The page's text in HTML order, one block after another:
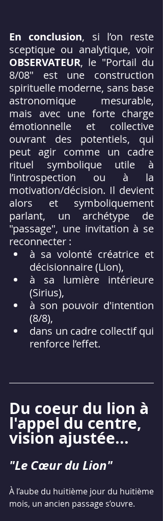
En conclusion, si l’on reste
OBSERVATEUR, le "Portail du
8/08" est une construction
spirituelle moderne, sans base
astronomique mesurable,
mais avec une forte charge
émotionnelle et collective
ouvrant des potentiels, qui
peut agir comme un cadre
rituel symbolique utile à
l’introspection ou à la
motivation/décision. Il devient
alors et symboliquement
parlant, un archétype de
"passage", une invitation à se
reconnecter :
à sa volonté créatrice et
décisionnaire (Lion),
à sa lumière intérieure
(Sirius),
à son pouvoir d'intention
(8/8),
dans un cadre collectif qui
renforce l’effet.
Du coeur du lion à
l'appel du centre,
vision ajustée...
"Le Cœur du Lion"
À l’aube du huitième jour du huitième
mois, un ancien passage s’ouvre.